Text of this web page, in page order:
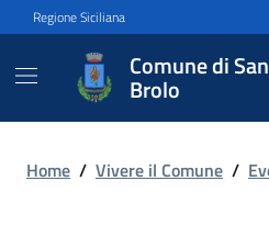
Vai ai contenuti
Vai al footer
Regione Siciliana
Comune di
Brolo
Evento
Home / Vivere il Comune /